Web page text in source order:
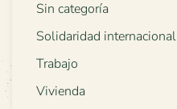
Sin categoría
Solidaridad internacional
Trabajo
Vivienda